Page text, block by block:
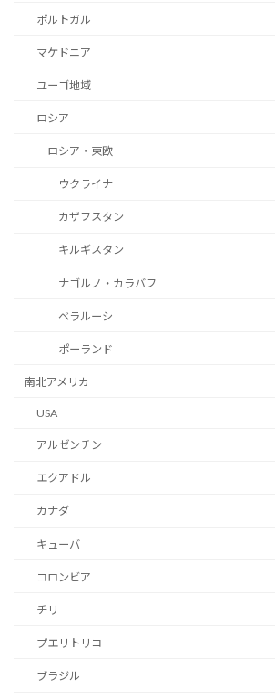
ポルトガル
マケドニア
ユーゴ地域
ロシア
ロシア・東欧
ウクライナ
カザフスタン
キルギスタン
ナゴルノ・カラバフ
ベラルーシ
ポーランド
南北アメリカ
USA
アルゼンチン
エクアドル
カナダ
キューバ
コロンビア
チリ
プエリトリコ
ブラジル